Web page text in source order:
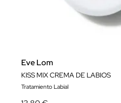
Eve Lom
KISS MIX CREMA DE LABIOS
Tratamiento Labial